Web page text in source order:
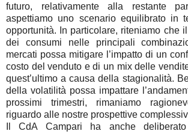
futuro, relativamente alla restante
aspettiamo uno scenario equilibrato in
opportunità. In particolare, riteniamo che
dei consumi nelle principali
mercati possa mitigare l’impatto di un
costo del venduto e di un mix delle
quest’ultimo a causa della stagionalità.
della volatilità possa impattare
prossimi trimestri, rimaniamo
riguardo alle nostre prospettive
Il CdA Campari ha anche